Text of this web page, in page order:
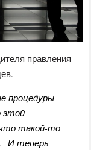
правления
процедуры
этой
такой-то
И теперь